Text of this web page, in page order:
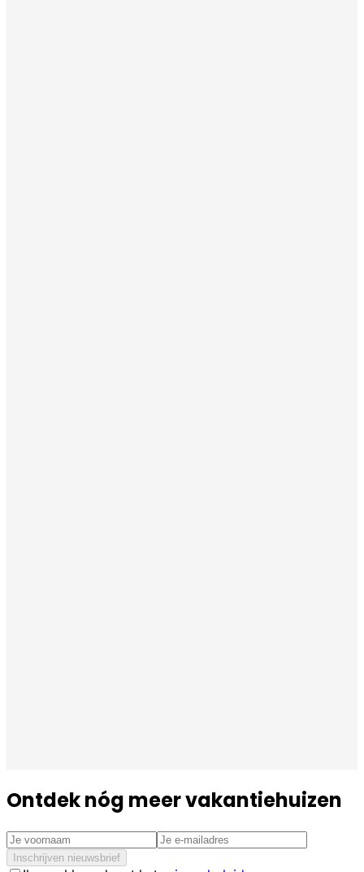
Ontdek nóg meer vakantiehuizen
Inschrijven nieuwsbrief